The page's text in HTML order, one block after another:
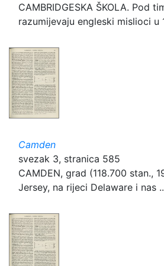
CAMBRIDGESKA ŠKOLA. Pod
razumijevaju engleski mislioci u
Camden
svezak 3, stranica 585
CAMDEN, grad (118.700 stan.,
Jersey, na rijeci Delaware i nas